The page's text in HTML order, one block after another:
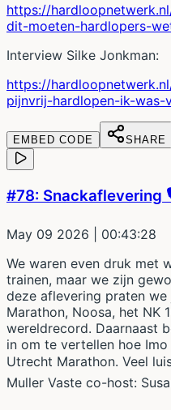
https://
dit-moeten-hardlopers-
Interview Silke Jonkman:
https://
pijnvrij-hardlopen-ik-
EMBED CODE SHARE
#78: Snackaflevering
May 09 2026 | 00:43:28
We waren even druk met
trainen, maar we zijn
deze aflevering praten
Marathon, Noosa, het NK
wereldrecord. Daarnaast
in om te vertellen hoe
Utrecht Marathon. Veel
Muller Vaste co-host: